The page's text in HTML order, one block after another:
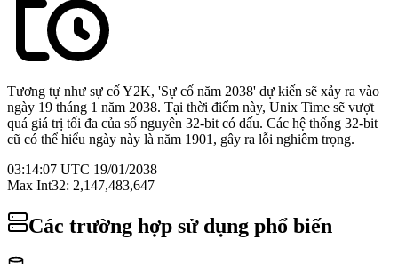
Tương tự như sự cố Y2K, 'Sự cố năm 2038' dự kiến sẽ xảy ra vào
ngày 19 tháng 1 năm 2038. Tại thời điểm này, Unix Time sẽ vượt
quá giá trị tối đa của số nguyên 32-bit có dấu. Các hệ thống 32-bit
cũ có thể hiểu ngày này là năm 1901, gây ra lỗi nghiêm trọng.
03:14:07 UTC 19/01/2038
Max Int32: 2,147,483,647
Các trường hợp sử dụng phổ biến